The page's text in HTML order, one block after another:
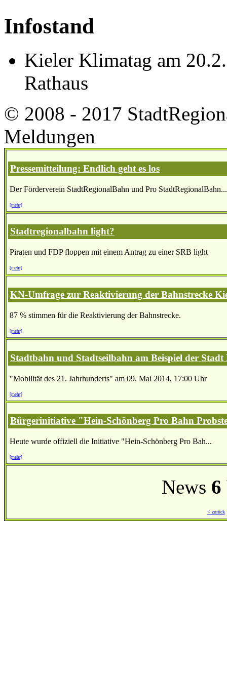
Infostand
Kieler Klimatag am
Rathaus
© 2008 - 2017
Meldungen
Pressemitteilung: Endlich geht es los
Der Förderverein StadtRegionalBahn und Pro StadtRegionalBahn...
[mehr]
Stadtregionalbahn light?
Piraten und FDP floppen mit einem Antrag zu einer SRB light
[mehr]
KN-Umfrage zur Reaktivierung der Bahnstrecke
87 % stimmen für die Reaktivierung der Bahnstrecke.
[mehr]
Stadtbahn und Stadtseilbahn am Beispiel der Stadt
"Mobilität des 21. Jahrhunderts" am 09. Mai 2014, 17:00 Uhr
[mehr]
Bürgerinitiative "Hein-Schönberg Pro Bahn
Heute wurde offiziell die Initiative "Hein-Schönberg Pro Bah...
[mehr]
News 6
< zurück